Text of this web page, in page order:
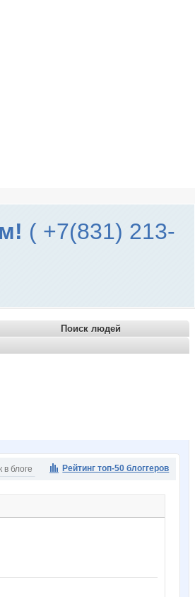
( +7(831) 213-
Поиск людей
Рейтинг топ-50 блоггеров